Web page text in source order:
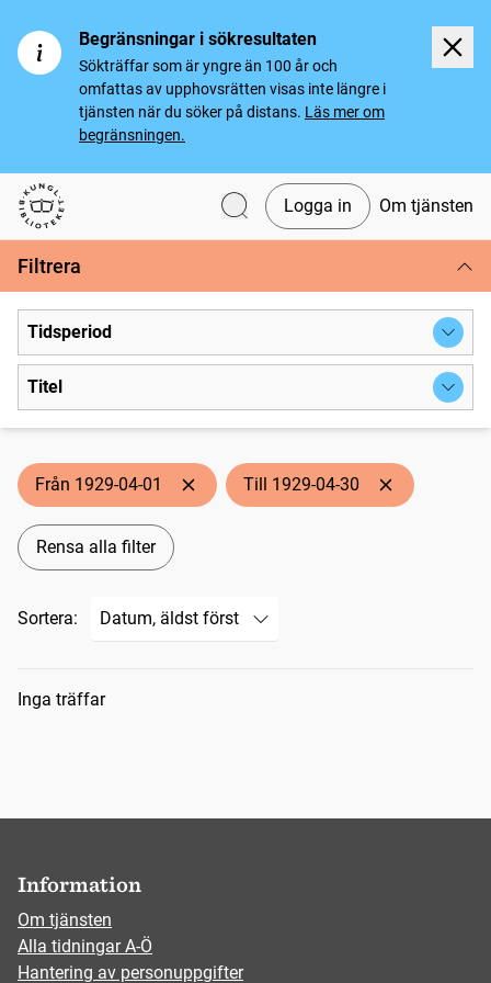
Begränsningar i sökresultaten
Sökträffar som är yngre än 100 år och
omfattas av upphovsrätten visas inte längre i
tjänsten när du söker på distans. Läs mer om
begränsningen.
Svenska tidningar
Logga in Om tjänsten
Filtrera
Tidsperiod
Titel
Från 1929-04-01 Till 1929-04-30
Rensa alla filter
Sortera:
Sökresultat
Inga träffar
Information
Om tjänsten
Alla tidningar A-Ö
Hantering av personuppgifter